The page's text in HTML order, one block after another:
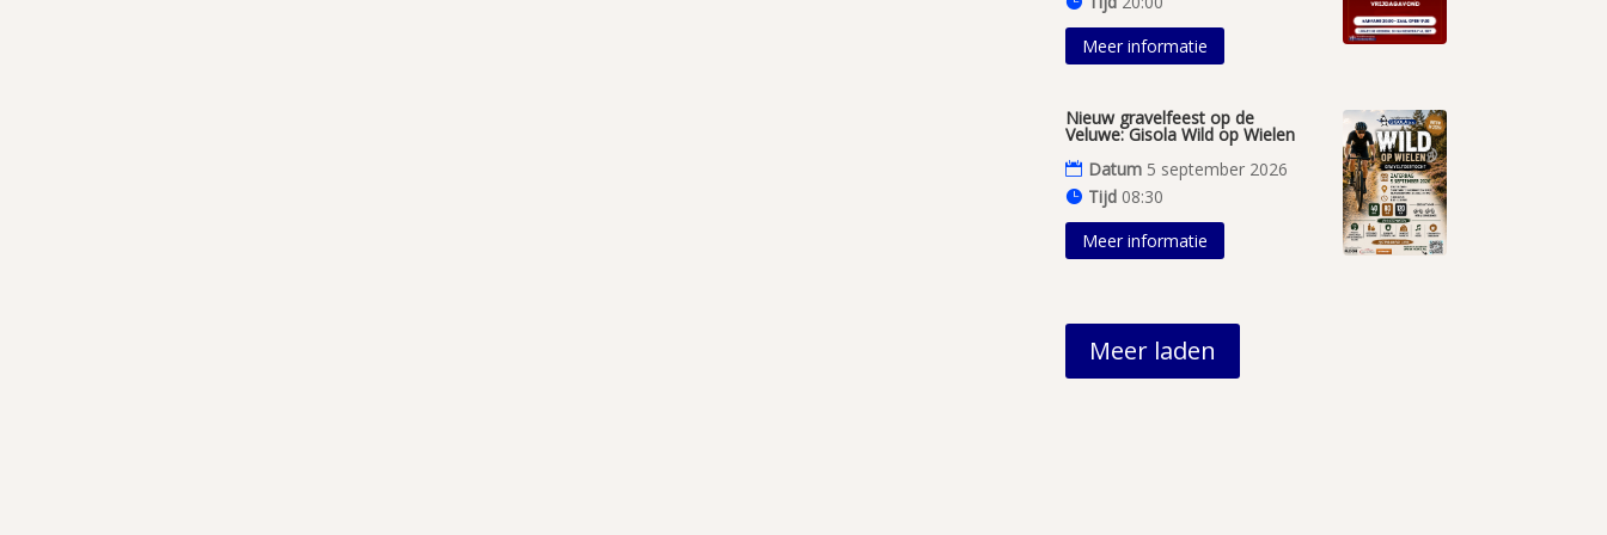
Meer informatie
Nieuw gravelfeest op de
Veluwe: Gisola Wild op Wielen
Datum 5 september 2026
Tijd 08:30
Meer informatie
Meer laden